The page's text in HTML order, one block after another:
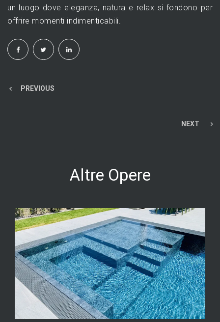
un luogo dove eleganza, natura e relax si fondono per
offrire momenti indimenticabili.
PREVIOUS
NEXT
Altre Opere